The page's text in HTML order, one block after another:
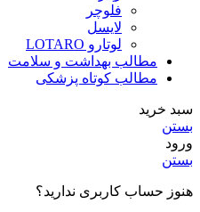
فلوچر
لایسل
لوتارو LOTARO
مطالب بهداشت و سلامت
مطالب کوتاه پزشکی
سبد خرید
بستن
ورود
بستن
هنوز حساب کاربری ندارید؟